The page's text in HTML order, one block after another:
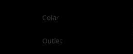
Colar
Outlet